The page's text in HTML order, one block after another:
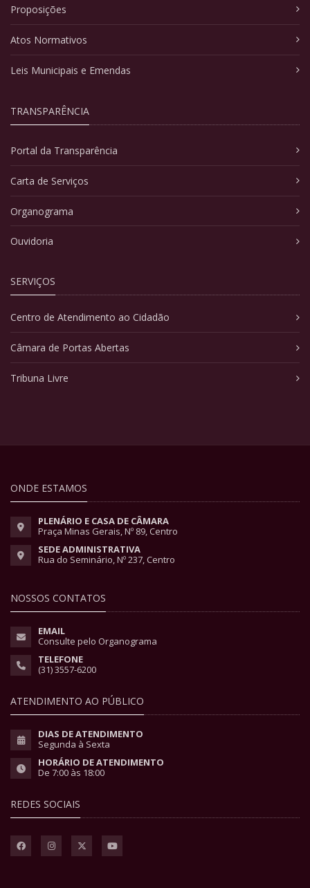
Proposições
Atos Normativos
Leis Municipais e Emendas
TRANSPARÊNCIA
Portal da Transparência
Carta de Serviços
Organograma
Ouvidoria
SERVIÇOS
Centro de Atendimento ao Cidadão
Câmara de Portas Abertas
Tribuna Livre
ONDE ESTAMOS
PLENÁRIO E CASA DE CÂMARA
Praça Minas Gerais, Nº 89, Centro
SEDE ADMINISTRATIVA
Rua do Seminário, Nº 237, Centro
NOSSOS CONTATOS
EMAIL
Consulte pelo Organograma
TELEFONE
(31) 3557-6200
ATENDIMENTO AO PÚBLICO
DIAS DE ATENDIMENTO
Segunda à Sexta
HORÁRIO DE ATENDIMENTO
De 7:00 às 18:00
REDES SOCIAIS